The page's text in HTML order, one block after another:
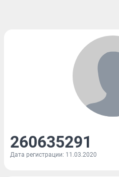
260635291
Дата регистрации: 11.03.2020